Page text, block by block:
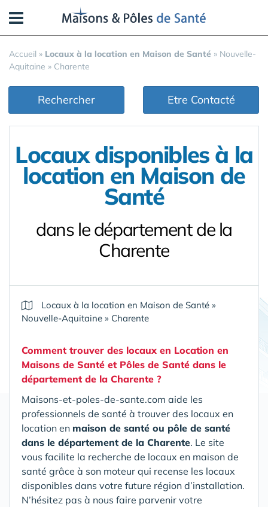
Accueil » Locaux à la location en Maison de Santé » Nouvelle-
Aquitaine » Charente
Rechercher Etre Contacté
Locaux disponibles à la
location en Maison de
Santé
dans le département de la
Charente
Locaux à la location en Maison de Santé »
Nouvelle-Aquitaine » Charente
Comment trouver des locaux en Location en
Maisons de Santé et Pôles de Santé dans le
département de la Charente ?
Maisons-et-poles-de-sante.com aide les
professionnels de santé à trouver des locaux en
location en maison de santé ou pôle de santé
dans le département de la Charente. Le site
vous facilite la recherche de locaux en maison de
santé grâce à son moteur qui recense les locaux
disponibles dans votre future région d’installation.
N’hésitez pas à nous faire parvenir votre
Panneau de gestion des cookies